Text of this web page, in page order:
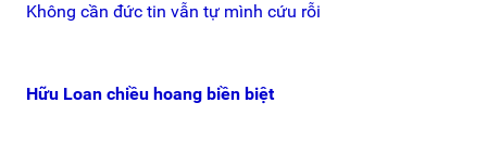
Không cần đức tin vẫn tự mình cứu rỗi
Hữu Loan chiều hoang biền biệt